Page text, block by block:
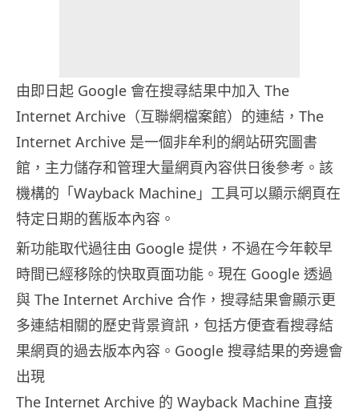
由即日起 Google 會在搜尋結果中加入 The
Internet Archive（互聯網檔案館）的連結，The
Internet Archive 是一個非牟利的網站研究圖書
館，主力儲存和管理大量網頁內容供日後參考。該
機構的「Wayback Machine」工具可以顯示網頁在
特定日期的舊版本內容。
新功能取代過往由 Google 提供，不過在今年較早
時間已經移除的快取頁面功能。現在 Google 透過
與 The Internet Archive 合作，搜尋結果會顯示更
多連結相關的歷史背景資訊，包括方便查看搜尋結
果網頁的過去版本內容。Google 搜尋結果的旁邊會
出現
The Internet Archive 的 Wayback Machine 直接